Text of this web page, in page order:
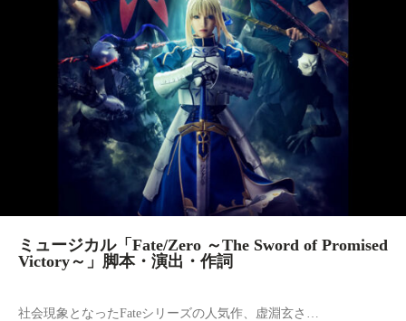
ミュージカル「Fate/Zero ～The Sword of Promised
Victory～」脚本・演出・作詞
社会現象となったFateシリーズの人気作、虚淵玄さ…